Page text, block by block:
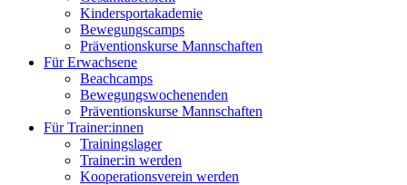
Kindersportakademie
Bewegungscamps
Präventionskurse Mannschaften
Für Erwachsene
Beachcamps
Bewegungswochenenden
Präventionskurse Mannschaften
Für Trainer:innen
Trainingslager
Trainer:in werden
Kooperationsverein werden